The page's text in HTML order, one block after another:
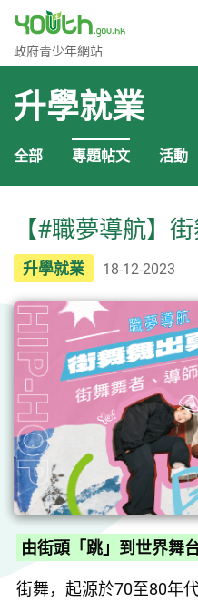
政府青少年網站
政府青少年網站
升學就業
全部 專題帖文 活動
【#職夢導航】
升學就業 18-12-2023
由街頭「跳」到世界舞
街舞，起源於70至80年